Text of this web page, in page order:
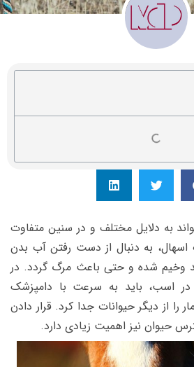
به دلایل مختلف و در سنین متفاوت
به دنبال از دست رفتن آب بدن
وخیم شده و حتی باعث مرگ گردد. در
اسب، باید به سرعت با دامپزشک
را از دیگر حیوانات جدا کرد. قرار دادن
حیوان نیز اهمیت زیادی دارد.